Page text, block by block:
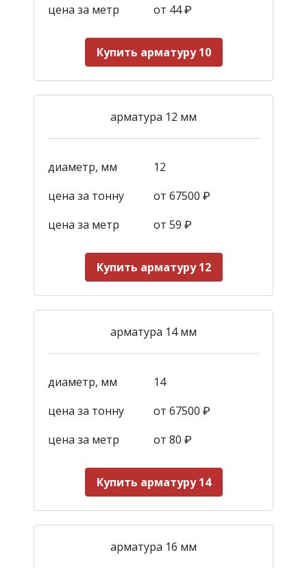
цена за метр
от 44₽
Купить арматуру 10
арматура 12 мм
диаметр, мм
12
цена за тонну
от 67500 ₽
цена за метр
от 59 ₽
Купить арматуру 12
арматура 14 мм
диаметр, мм
14
цена за тонну
от 67500 ₽
цена за метр
от 80 ₽
Купить арматуру 14
арматура 16 мм